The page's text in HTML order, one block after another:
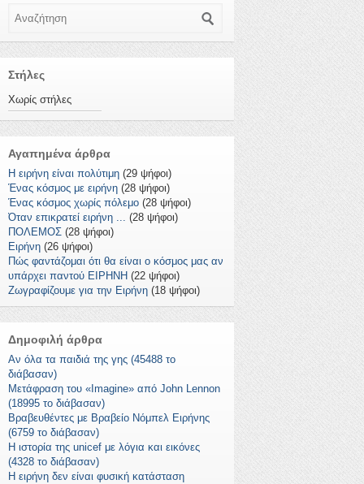
Στήλες
Χωρίς στήλες
Αγαπημένα άρθρα
Η ειρήνη είναι πολύτιμη (29 ψήφοι)
Ένας κόσμος με ειρήνη (28 ψήφοι)
Ένας κόσμος χωρίς πόλεμο (28 ψήφοι)
Όταν επικρατεί ειρήνη ... (28 ψήφοι)
ΠΟΛΕΜΟΣ (28 ψήφοι)
Ειρήνη (26 ψήφοι)
Πώς φαντάζομαι ότι θα είναι ο κόσμος μας αν
υπάρχει παντού ΕΙΡΗΝΗ (22 ψήφοι)
Ζωγραφίζουμε για την Ειρήνη (18 ψήφοι)
Δημοφιλή άρθρα
Αν όλα τα παιδιά της γης (45488 το
διάβασαν)
Μετάφραση του «Imagine» από John Lennon
(18995 το διάβασαν)
Βραβευθέντες με Βραβείο Νόμπελ Ειρήνης
(6759 το διάβασαν)
Η ιστορία της unicef με λόγια και εικόνες
(4328 το διάβασαν)
Η ειρήνη δεν είναι φυσική κατάσταση